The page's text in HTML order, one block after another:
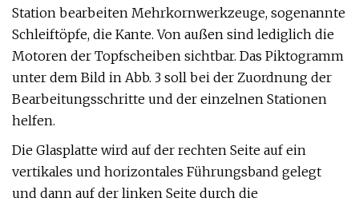
Station bearbeiten Mehrkornwerkzeuge, sogenannte
Schleiftöpfe, die Kante. Von außen sind lediglich die
Motoren der Topfscheiben sichtbar. Das Piktogramm
unter dem Bild in Abb. 3 soll bei der Zuordnung der
Bearbeitungsschritte und der einzelnen Stationen
helfen.
Die Glasplatte wird auf der rechten Seite auf ein
vertikales und horizontales Führungsband gelegt
und dann auf der linken Seite durch die